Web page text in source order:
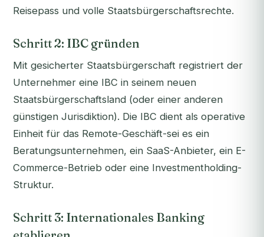
Reisepass und volle Staatsbürgerschaftsrechte.
Schritt 2: IBC gründen
Mit gesicherter Staatsbürgerschaft registriert der
Unternehmer eine IBC in seinem neuen
Staatsbürgerschaftsland (oder einer anderen
günstigen Jurisdiktion). Die IBC dient als operative
Einheit für das Remote-Geschäft-sei es ein
Beratungsunternehmen, ein SaaS-Anbieter, ein E-
Commerce-Betrieb oder eine Investmentholding-
Struktur.
Schritt 3: Internationales Banking